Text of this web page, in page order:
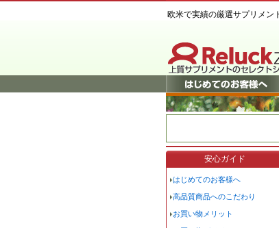
安心ガイド
はじめてのお客様へ
高品質商品へのこだわり
お買い物メリット
欧米で実績の厳選サプリメン